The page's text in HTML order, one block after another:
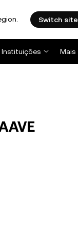
Switch site
Instituições Mais